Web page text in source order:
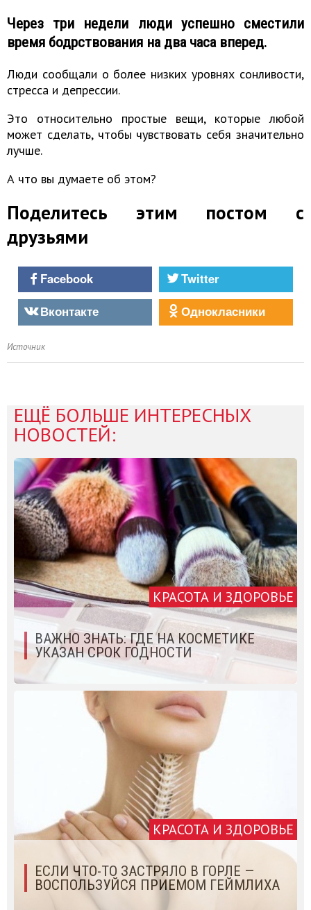
Через три недели люди успешно сместили
время бодрствования на два часа вперед.
Люди сообщали о более низких уровнях сонливости,
стресса и депрессии.
Это относительно простые вещи, которые любой
может сделать, чтобы чувствовать себя значительно
лучше.
А что вы думаете об этом?
Поделитесь этим постом с
друзьями
Facebook
Twitter
Вконтакте
Однокласники
Источник
ЕЩЁ БОЛЬШЕ ИНТЕРЕСНЫХ
НОВОСТЕЙ:
КРАСОТА И ЗДОРОВЬЕ
ВАЖНО ЗНАТЬ: ГДЕ НА КОСМЕТИКЕ
УКАЗАН СРОК ГОДНОСТИ
КРАСОТА И ЗДОРОВЬЕ
ЕСЛИ ЧТО-ТО ЗАСТРЯЛО В ГОРЛЕ —
ВОСПОЛЬЗУЙСЯ ПРИЕМОМ ГЕЙМЛИХА